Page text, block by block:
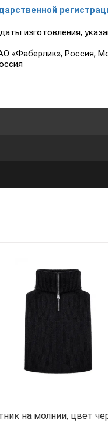
изготовления,
«Фаберлик», Россия,
на молнии, цвет